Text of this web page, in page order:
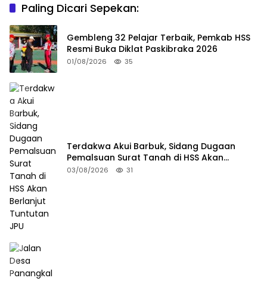
Paling Dicari Sepekan:
Gembleng 32 Pelajar Terbaik, Pemkab HSS
Resmi Buka Diklat Paskibraka 2026
01/08/2026 35
Terdakwa Akui Barbuk, Sidang Dugaan
Pemalsuan Surat Tanah di HSS Akan
Berlanjut Tuntutan JPU
03/08/2026 31